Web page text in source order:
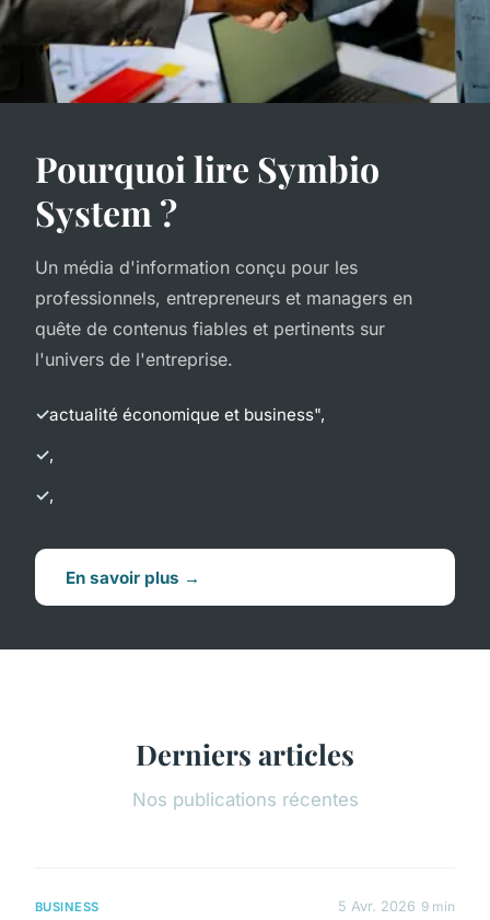
Pourquoi lire Symbio
System ?
Un média d'information conçu pour les
professionnels, entrepreneurs et managers en
quête de contenus fiables et pertinents sur
l'univers de l'entreprise.
actualité économique et business",
,
,
En savoir plus →
Derniers articles
Nos publications récentes
BUSINESS 5 Avr. 2026 9 min